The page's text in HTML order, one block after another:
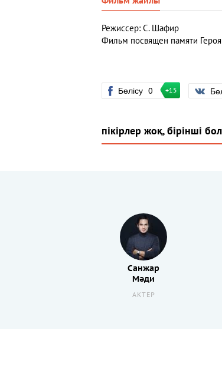
Режиссер: С. Шафир
Фильм посвящен памяти
Бөлісу 0 +15
пікірлер жоқ, бірінші
Санжар
Мәди
АКТЕР